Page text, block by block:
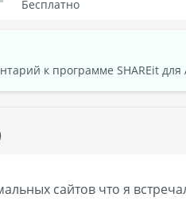
Бесплатно
к программе SHAREit для
сайтов что я